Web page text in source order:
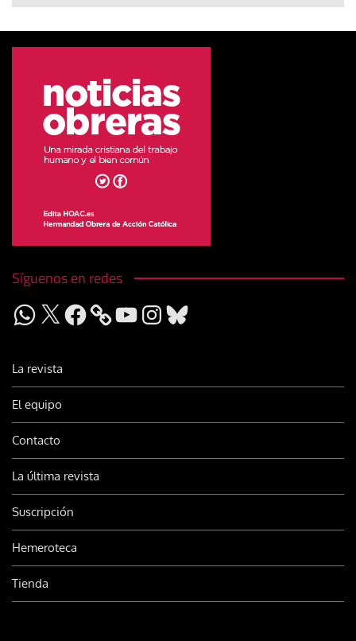
Síguenos en redes
WhatsApp
X Facebook YouTubeInstagram
Bluesky
La revista
El equipo
Contacto
La última revista
Suscripción
Hemeroteca
Tienda